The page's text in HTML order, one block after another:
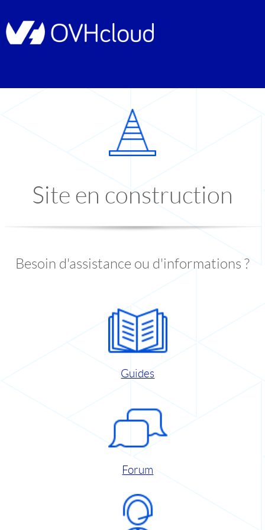
Site en construction
Besoin d'assistance ou d'informations ?
Guides
Forum